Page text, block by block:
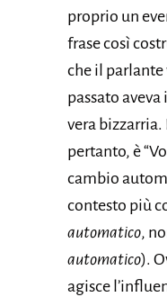
proprio un
frase così
che il parlante
passato
vera bizzarria.
pertanto, è
cambio
contesto più
automatico,
automatico).
agisce